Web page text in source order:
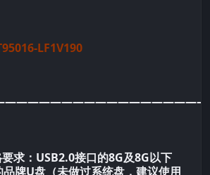
LF1V190
求：USB2.0接口的8G及8G以下
品牌U盘（未做过系统盘，建议使用